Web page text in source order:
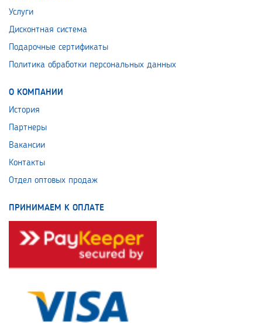
Услуги
Дисконтная система
Подарочные сертификаты
Политика обработки персональных данных
О КОМПАНИИ
История
Партнеры
Вакансии
Контакты
Отдел оптовых продаж
ПРИНИМАЕМ К ОПЛАТЕ